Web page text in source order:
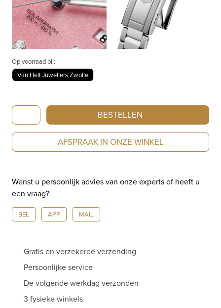
Op voorraad bij:
Van Hell Juweliers Zwolle
TAG
Heuer
Aquaracer
Professional
11
Diamonds
Solar
34mm
|
aantal
BESTELLEN
AFSPRAAK IN ONZE WINKEL
Wenst u persoonlijk advies van onze experts of heeft u
een vraag?
BEL APP MAIL
Gratis en verzekerde verzending
Persoonlijke service
De volgende werkdag verzonden
3 fysieke winkels